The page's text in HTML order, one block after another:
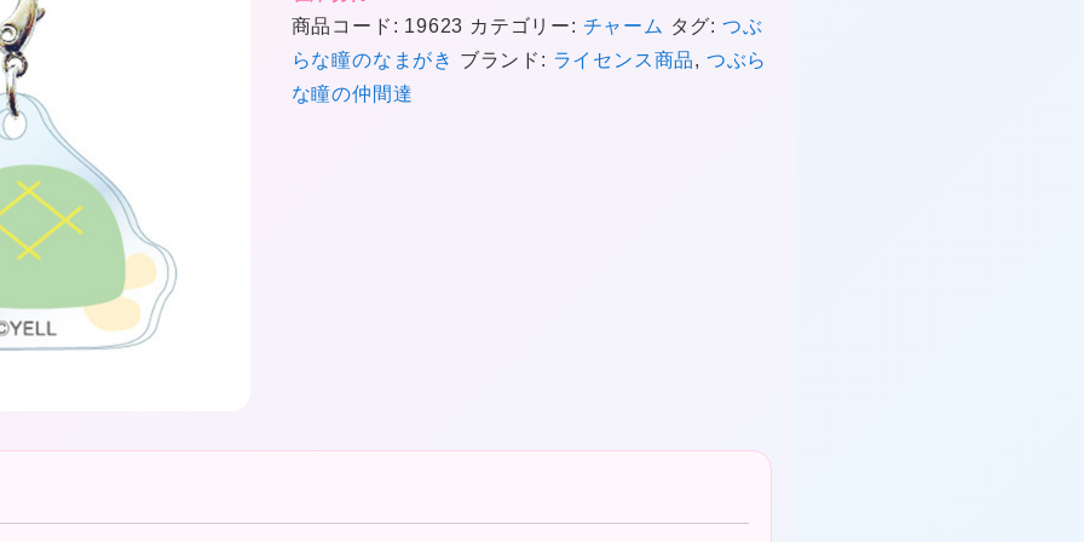
商品コード: 19623 カテゴリー: チャーム タグ: つぶ
らな瞳のなまがき ブランド: ライセンス商品, つぶら
な瞳の仲間達